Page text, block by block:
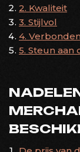
2. Kwaliteit
3. Stijlvol
4.
5. Steun aan